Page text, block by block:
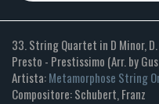
33. String Quartet in D Minor,
Presto - Prestissimo (Arr. by
Artista:Metamorphose String
Compositore: Schubert, Franz